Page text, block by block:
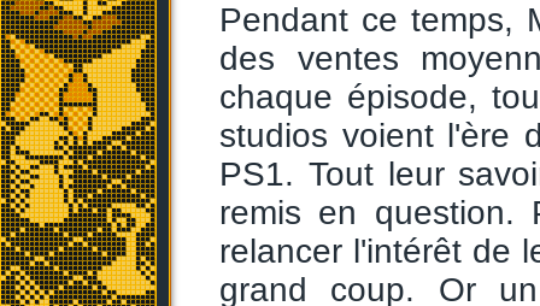
Pendant ce temps,
des ventes
chaque épisode,
studios voient l'ère
PS1. Tout leur
remis en question.
relancer l'intérêt de
grand coup. Or